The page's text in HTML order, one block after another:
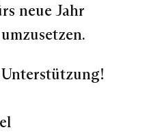
neue Jahr